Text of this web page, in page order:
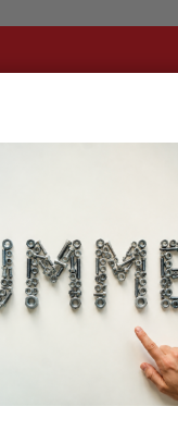
βήμα και η μορφή
(160-Τ5-BW)
Τ4-BW)
(220-Τ4-BW)
(160-Τ6-HZ)